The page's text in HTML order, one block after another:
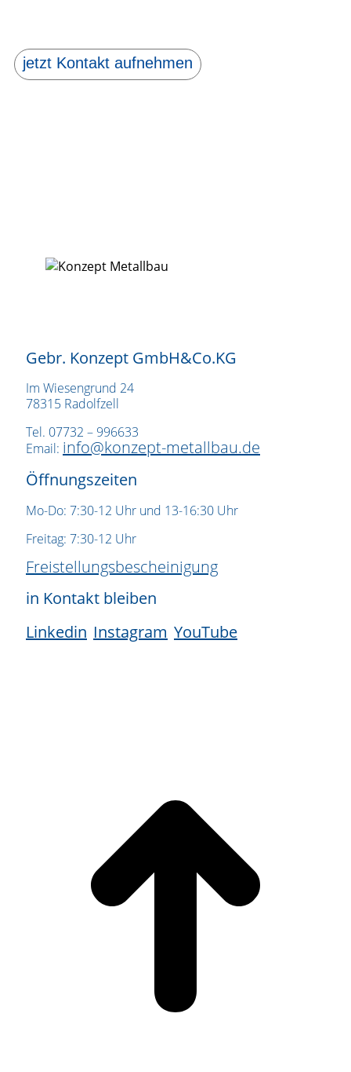
jetzt Kontakt aufnehmen
Gebr. Konzept GmbH&Co.KG
Im Wiesengrund 24
78315 Radolfzell
Tel. 07732 – 996633
Email: info@konzept-metallbau.de
Öffnungszeiten
Mo-Do: 7:30-12 Uhr und 13-16:30 Uhr
Freitag: 7:30-12 Uhr
Freistellungsbescheinigung
in Kontakt bleiben
Linkedin Instagram YouTube